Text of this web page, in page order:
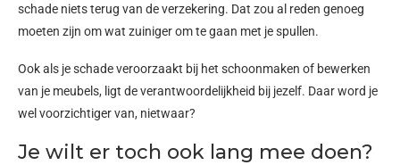
schade niets terug van de verzekering. Dat zou al reden genoeg
moeten zijn om wat zuiniger om te gaan met je spullen.
Ook als je schade veroorzaakt bij het schoonmaken of bewerken
van je meubels, ligt de verantwoordelijkheid bij jezelf. Daar word je
wel voorzichtiger van, nietwaar?
Je wilt er toch ook lang mee doen?